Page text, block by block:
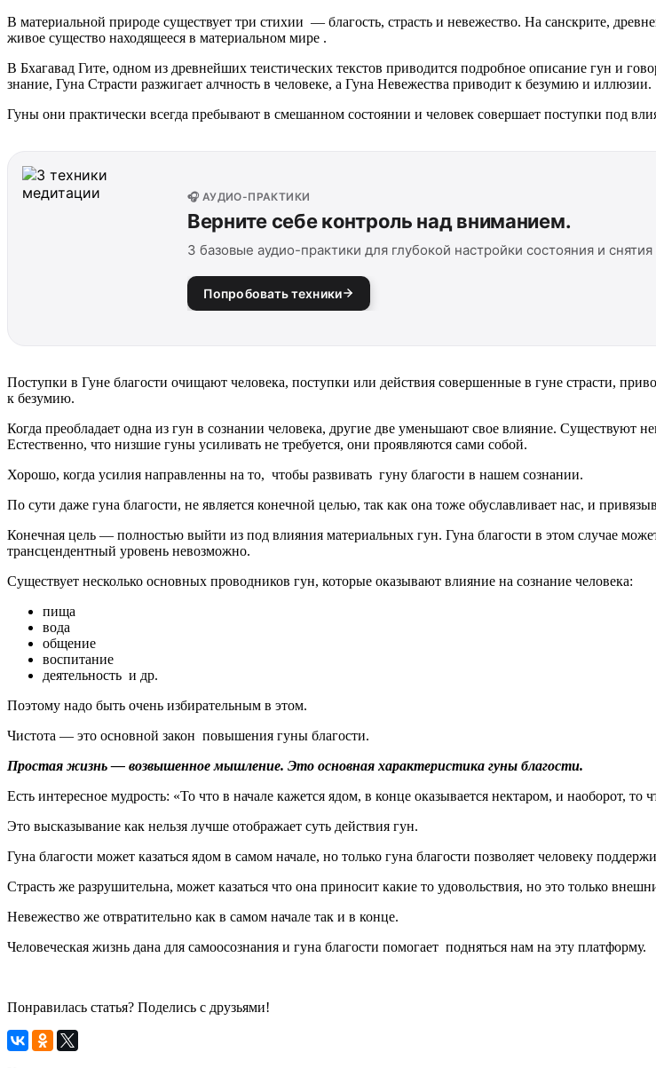
В материальной природе существует три стихии — благость, страсть и невежество. На санскрите,
живое существо находящееся в материальном мире .
В Бхагавад Гите, одном из древнейших теистических текстов приводится подробное описание гун и
знание, Гуна Страсти разжигает алчность в человеке, а Гуна Невежества приводит к безумию и иллюзии.
Гуны они практически всегда пребывают в смешанном состоянии и человек совершает поступки под
🎧 АУДИО-ПРАКТИКИ
Верните себе контроль над вниманием.
3 базовые аудио-практики для глубокой настройки состояния и снятия
Попробовать техники
Поступки в Гуне благости очищают человека, поступки или действия совершенные в гуне страсти,
к безумию.
Когда преобладает одна из гун в сознании человека, другие две уменьшают свое влияние.
Естественно, что низшие гуны усиливать не требуется, они проявляются сами собой.
Хорошо, когда усилия направленны на то, чтобы развивать гуну благости в нашем сознании.
По сути даже гуна благости, не является конечной целью, так как она тоже обуславливает нас, и
Конечная цель — полностью выйти из под влияния материальных гун. Гуна благости в этом случае
трансцендентный уровень невозможно.
Существует несколько основных проводников гун, которые оказывают влияние на сознание человека:
пища
вода
общение
воспитание
деятельность и др.
Поэтому надо быть очень избирательным в этом.
Чистота — это основной закон повышения гуны благости.
Простая жизнь — возвышенное мышление. Это основная характеристика гуны благости.
Есть интересное мудрость: «То что в начале кажется ядом, в конце оказывается нектаром, и наоборот, то
Это высказывание как нельзя лучше отображает суть действия гун.
Гуна благости может казаться ядом в самом начале, но только гуна благости позволяет человеку
Страсть же разрушительна, может казаться что она приносит какие то удовольствия, но это только
Невежество же отвратительно как в самом начале так и в конце.
Человеческая жизнь дана для самоосознания и гуна благости помогает подняться нам на эту платформу.
Понравилась статья? Поделись с друзьями!